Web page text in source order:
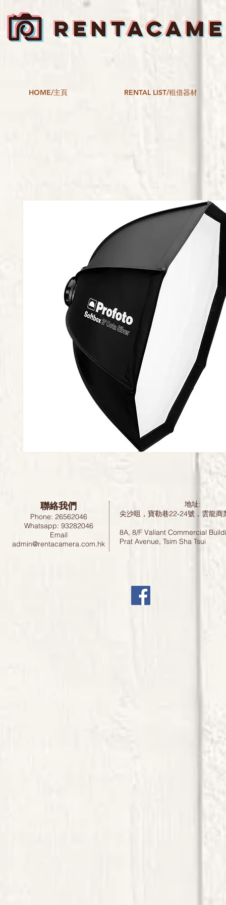
HOME/主頁 RENTAL LIST/租借器材
聯絡我們
Phone: 26562046
Whatsapp: 93282046
Email
admin@rentacamera.com.hk
地址:
尖沙咀，寶勒巷22-24號，雲龍
8A, 8/F Valiant Commercial
Prat Avenue, Tsim Sha Tsui